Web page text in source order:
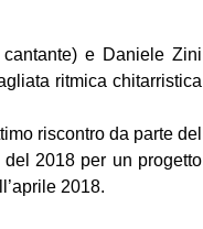
e Daniele Zini
ritmica chitarristica
riscontro da parte del
2018 per un progetto
2018.